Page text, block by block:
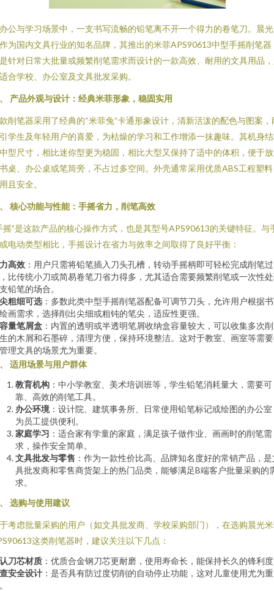
公与学习场景中，一支书写流畅的铅笔离不开一个得力的卷笔刀。晨
为国内文具行业的知名品牌，其推出的米菲APS90613中型手摇削笔器
针对日常大批量或频繁削笔需求而设计的一款高效、耐用的文具用品
合学校、办公室及文具批发采购。
产品外观与设计：经典米菲形象，稳固实用
削笔器采用了经典的“米菲兔”卡通形象设计，清新活泼的配色与图案，
学生及年轻用户的喜爱，为枯燥的学习和工作增添一抹趣味。其机身
型尺寸，相比迷你型更为稳固，相比大型又保持了适中的体积，便于
桌、办公桌或笔筒旁，不占过多空间。外壳通常采用优质ABS工程塑
且安全。
核心功能与性能：手摇省力，削笔高效
摇”是这款产品的核心操作方式，也是其型号APS90613的关键特征。与
电动类型相比，手摇设计在省力与效率之间取得了良好平衡：
高效 ：用户只需将铅笔插入刀头孔槽，转动手摇柄即可轻松完成削笔过
比传统小刀或简易卷笔刀省力得多，尤其适合需要频繁削笔或一次性
铅笔的场合。
粗细可选：多数此类中型手摇削笔器配备可调节刀头，允许用户根据
画需求，选择削出尖细或粗钝的笔尖，适应性更强。
量笔屑盒 ：内置的透明或半透明笔屑收纳盒容量较大，可以收集多次
的木屑和石墨碎，清理方便，保持环境整洁。这对于教室、画室等需
理文具的场景尤为重要。
适用场景与用户群体
教育机构 ：中小学教室、美术培训班等，学生铅笔消耗量大，需要可
靠、高效的削笔工具。
办公环境 ：设计院、建筑事务所、日常使用铅笔标记或绘图的办公室
为员工提供便利。
家庭学习 ：适合家有学童的家庭，满足孩子做作业、画画时的削笔需
求，操作安全简单。
文具批发与零售 ：作为一款性价比高、品牌知名度好的常销产品，是
具批发商和零售商货架上的热门品类，能够满足B端客户批量采购的
求。
选购与使用建议
考虑批量采购的用户（如文具批发商、学校采购部门），在选购晨光
这类削笔器时，建议关注以下几点：
刀芯材质 ：优质合金钢刀芯更耐磨，使用寿命长，能保持长久的锋利
安全设计 ：是否具有防过度切削的自动停止功能，这对儿童使用尤为重